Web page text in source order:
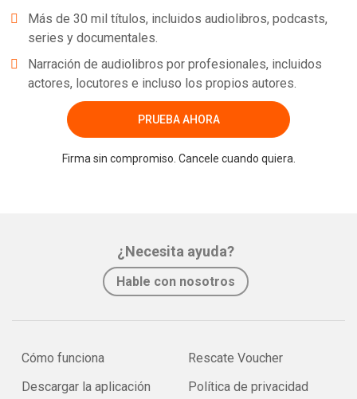
Más de 30 mil títulos, incluidos audiolibros, podcasts,
series y documentales.
Narración de audiolibros por profesionales, incluidos
actores, locutores e incluso los propios autores.
PRUEBA AHORA
Firma sin compromiso. Cancele cuando quiera.
¿Necesita ayuda?
Hable con nosotros
Cómo funciona
Descargar la aplicación
Rescate Voucher
Política de privacidad